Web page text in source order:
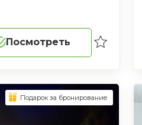
Посмотреть
Подарок за бронирование